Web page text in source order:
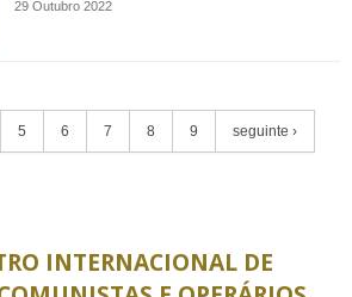
29 Outubro 2022
5 6 7 8 9 seguinte ›
INTERNACIONAL DE